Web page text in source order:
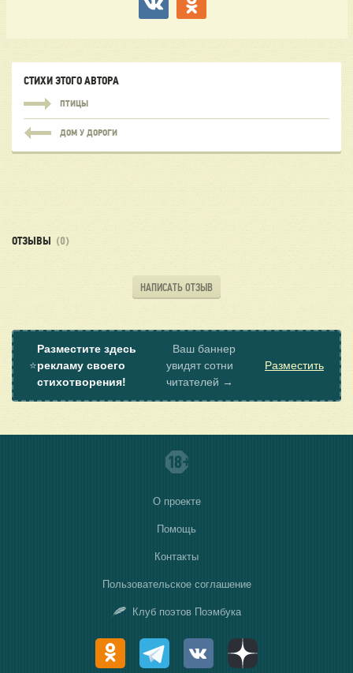
СТИХИ ЭТОГО АВТОРА
ПТИЦЫ
ДОМ У ДОРОГИ
ОТЗЫВЫ (0)
НАПИСАТЬ ОТЗЫВ
⭐
Разместите здесь
рекламу своего
стихотворения!
Ваш баннер
увидят сотни
читателей →
Разместить
О проекте
Помощь
Контакты
Пользовательское соглашение
Клуб поэтов Поэмбука